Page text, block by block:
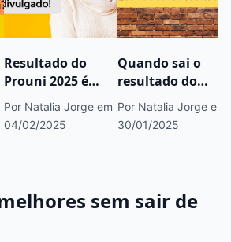
Resultado do
Prouni 2025 é
divulgado; veja!
Por Natalia Jorge em
04/02/2025
Quando sai o
resultado do
Prouni 2025?
Por Natalia Jorge em
30/01/2025
sem sair de